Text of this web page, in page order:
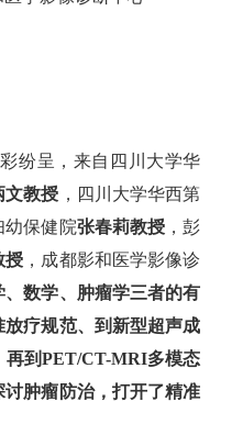
纷呈，来自四川大学华
文教授 ，四川大学华西第
幼保健院张春莉教授 ，彭
授 ，成都影和医学影像诊
、数学、肿瘤学三者的有
疗规范、到新型超声成
再到PET/CT-MRI多模态
肿瘤防治，打开了精准